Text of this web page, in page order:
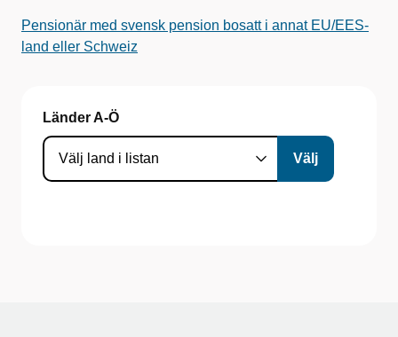
Pensionär med svensk pension bosatt i annat EU/EES-
land eller Schweiz
Länder A-Ö